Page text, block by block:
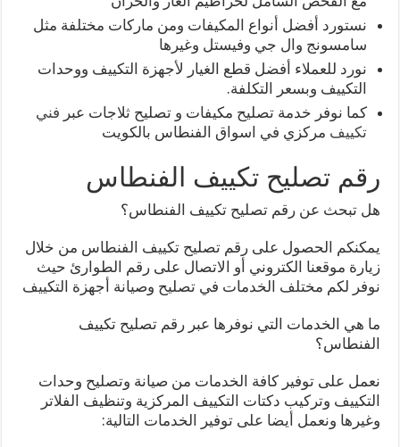
نستورد أفضل أنواع المكيفات ومن ماركات مختلفة مثل
سامسونج وال جي وفيستل وغيرها
نورد للعملاء أفضل قطع الغيار لأجهزة التكييف ووحدات
التكييف وبسعر التكلفة.
كما نوفر خدمة تصليح مكيفات و تصليح ثلاجات عبر فني
تكييف مركزي في اسواق الفنطاس بالكويت
رقم تصليح تكييف الفنطاس
هل تبحث عن رقم تصليح تكييف الفنطاس؟
يمكنكم الحصول على رقم تصليح تكييف الفنطاس من خلال
زيارة موقعنا الكتروني أو الاتصال على رقم الطوارئ حيث
نوفر لكم مختلف الخدمات في تصليح وصيانة أجهزة التكييف
ما هي الخدمات التي نوفرها عبر رقم تصليح تكييف
الفنطاس؟
نعمل على توفير كافة الخدمات من صيانة وتصليح وحدات
التكييف وتركيب دكتات التكييف المركزية وتنظيف الفلاتر
وغيرها ونعمل أيضا على توفير الخدمات التالية: